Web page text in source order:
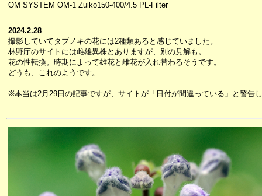
OM SYSTEM OM-1 Zuiko150-400/4.5 PL-Filter
2024.2.28
撮影していてタブノキの花には2種類あると感じていました。
林野庁のサイトには雌雄異株とありますが、別の見解も。
花の性転換。時期によって雄花と雌花が入れ替わるそうです。
どうも、これのようです。
※本当は2月29日の記事ですが、サイトが「日付が間違っている」と警告